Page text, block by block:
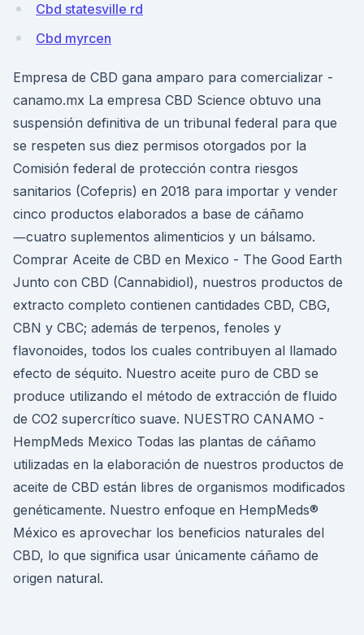
Cbd statesville rd
Cbd myrcen
Empresa de CBD gana amparo para comercializar -
canamo.mx La empresa CBD Science obtuvo una
suspensión definitiva de un tribunal federal para que
se respeten sus diez permisos otorgados por la
Comisión federal de protección contra riesgos
sanitarios (Cofepris) en 2018 para importar y vender
cinco productos elaborados a base de cáñamo
―cuatro suplementos alimenticios y un bálsamo.
Comprar Aceite de CBD en Mexico - The Good Earth
Junto con CBD (Cannabidiol), nuestros productos de
extracto completo contienen cantidades CBD, CBG,
CBN y CBC; además de terpenos, fenoles y
flavonoides, todos los cuales contribuyen al llamado
efecto de séquito. Nuestro aceite puro de CBD se
produce utilizando el método de extracción de fluido
de CO2 supercrítico suave. NUESTRO CANAMO -
HempMeds Mexico Todas las plantas de cáñamo
utilizadas en la elaboración de nuestros productos de
aceite de CBD están libres de organismos modificados
genéticamente. Nuestro enfoque en HempMeds®
México es aprovechar los beneficios naturales del
CBD, lo que significa usar únicamente cáñamo de
origen natural.